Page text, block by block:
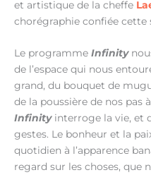
et artistique de la cheffe
chorégraphie confiée cette
Le programme Infinity
de l’espace qui nous
grand, du bouquet de
de la poussière de nos pas
Infinity interroge la vie, et
gestes. Le bonheur et la
quotidien à l’apparence
regard sur les choses, que